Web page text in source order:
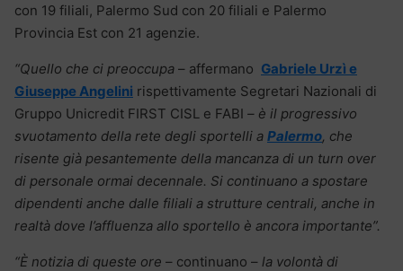
con 19 filiali, Palermo Sud con 20 filiali e Palermo
Provincia Est con 21 agenzie.
“Quello che ci preoccupa – affermano Gabriele Urzì e
Giuseppe Angelini rispettivamente Segretari Nazionali di
Gruppo Unicredit FIRST CISL e FABI – è il progressivo
svuotamento della rete degli sportelli a Palermo, che
risente già pesantemente della mancanza di un turn over
di personale ormai decennale. Si continuano a spostare
dipendenti anche dalle filiali a strutture centrali, anche in
realtà dove l’affluenza allo sportello è ancora importante”.
“È notizia di queste ore – continuano – la volontà di